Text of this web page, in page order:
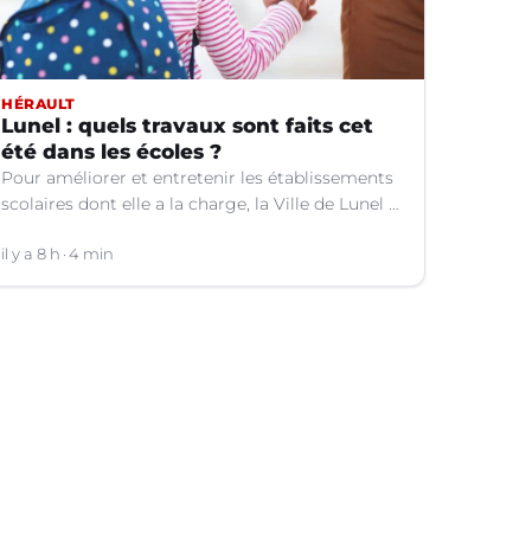
HÉRAULT
Lunel : quels travaux sont faits cet
été dans les écoles ?
Pour améliorer et entretenir les établissements
scolaires dont elle a la charge, la Ville de Lunel a
écoles cet été. Explications.
il y a 8 h 4 min